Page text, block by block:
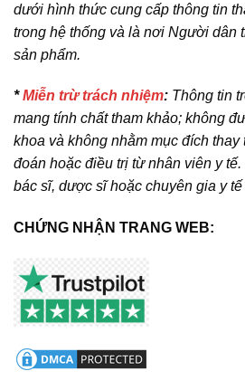
dưới hình thức cung cấp thông tin
trong hệ thống và là nơi Người dân
sản phẩm.
*Miễn trừ trách nhiệm: Thông tin
mang tính chất tham khảo; không
khoa và không nhằm mục đích thay
đoán hoặc điều trị từ nhân viên y
bác sĩ, dược sĩ hoặc chuyên gia y
CHỨNG NHẬN TRANG WEB: